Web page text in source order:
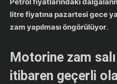
litre fiyatına pazartesi gece
zam yapılması öngörülüyor.
Motorine zam
itibaren geçerli